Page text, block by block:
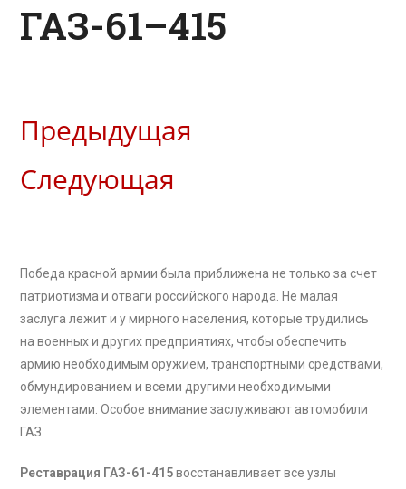
ГАЗ-61–415
Предыдущая
Следующая
Победа красной армии была приближена не только за счет
патриотизма и отваги российского народа. Не малая
заслуга лежит и у мирного населения, которые трудились
на военных и других предприятиях, чтобы обеспечить
армию необходимым оружием, транспортными средствами,
обмундированием и всеми другими необходимыми
элементами. Особое внимание заслуживают автомобили
ГАЗ.
Реставрация ГАЗ-61-415восстанавливает все узлы